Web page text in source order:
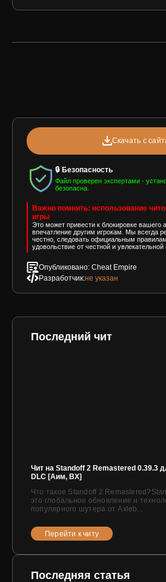
Скачать с
🔒 Безопасность
Файл проверен экспертами -
безопасна.
Важно помнить: использование
игры
Это может привести к блокировке вашего
впечатление другим игрокам. Мы всегда
честно, следовать официальным
удовольствие от честной и увлекательной
Опубликовано: Cheat Empire
Разработчик:не указан
Последний чит
Чит на Standoff 2 Remastered 0.39.3
DLC [Аим, ВХ]
Что такое Standoff 2
это глобальное обновление и
популярного шутера от Axleb...
Перейти к читу
Последняя статья